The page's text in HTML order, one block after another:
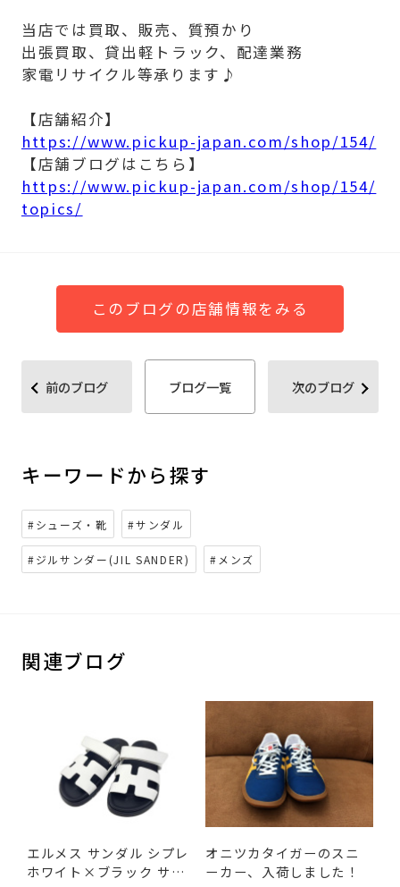
当店では買取、販売、質預かり
出張買取、貸出軽トラック、配達業務
家電リサイクル等承ります♪
【店舗紹介】
https://www.pickup-japan.com/shop/154/
【店舗ブログはこちら】
https://www.pickup-japan.com/shop/154/
topics/
このブログの店舗情報をみる
前のブログ ブログ一覧 次のブログ
キーワードから探す
#シューズ・靴 #サンダル
#ジルサンダー(JIL SANDER) #メンズ
関連ブログ
エルメス サンダル シプレ
ホワイト×ブラック サ
オニツカタイガーのスニ
ーカー、入荷しました！